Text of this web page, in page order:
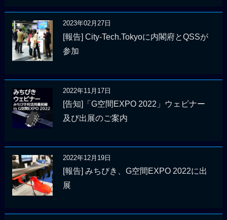
2023年02月27日
[報告] City-Tech.Tokyoに内閣府とQSSが
参加
2022年11月17日
[告知]「G空間EXPO 2022」ウェビナー
及び出展のご案内
2022年12月19日
[報告] みちびき、G空間EXPO 2022に出
展